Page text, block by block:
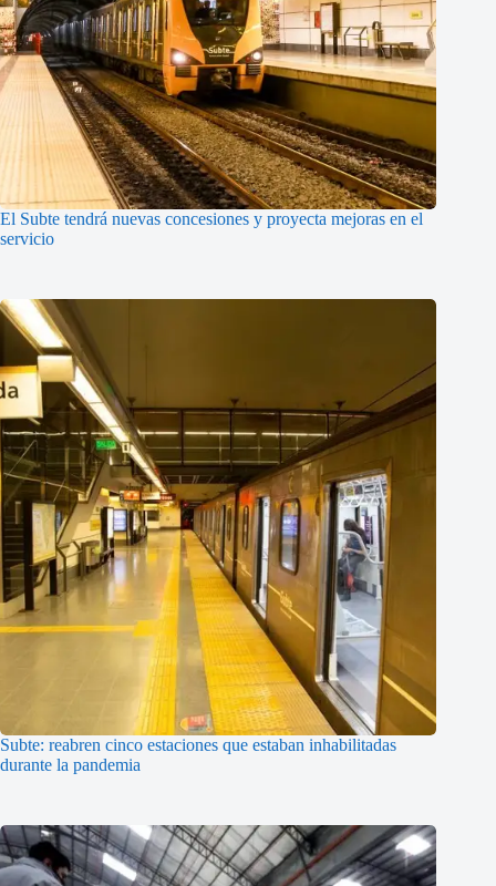
El Subte tendrá nuevas concesiones y proyecta mejoras en el
servicio
Subte: reabren cinco estaciones que estaban inhabilitadas
durante la pandemia